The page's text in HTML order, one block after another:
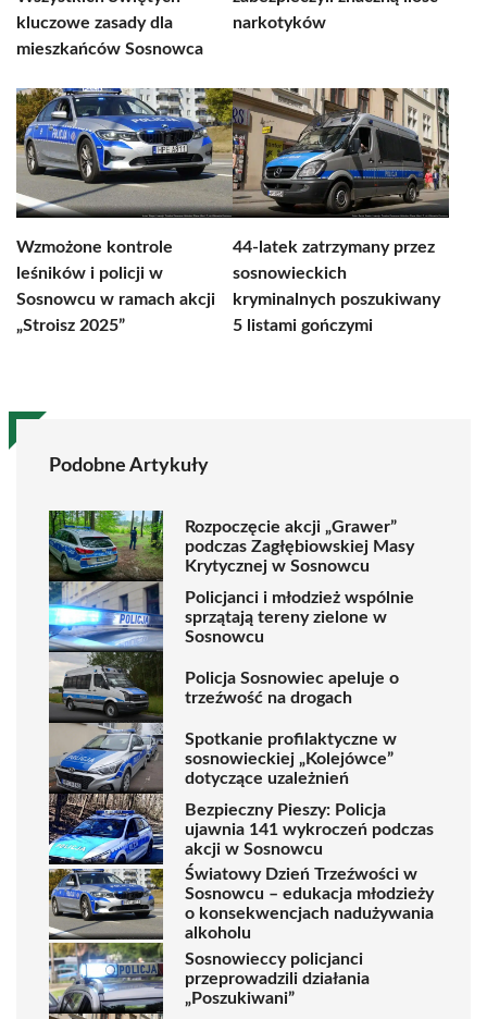
kluczowe zasady dla
mieszkańców Sosnowca
narkotyków
Wzmożone kontrole
leśników i policji w
Sosnowcu w ramach akcji
„Stroisz 2025”
44-latek zatrzymany przez
sosnowieckich
kryminalnych poszukiwany
5 listami gończymi
Podobne Artykuły
Rozpoczęcie akcji „Grawer”
podczas Zagłębiowskiej Masy
Krytycznej w Sosnowcu
Policjanci i młodzież wspólnie
sprzątają tereny zielone w
Sosnowcu
Policja Sosnowiec apeluje o
trzeźwość na drogach
Spotkanie profilaktyczne w
sosnowieckiej „Kolejówce”
dotyczące uzależnień
Bezpieczny Pieszy: Policja
ujawnia 141 wykroczeń podczas
akcji w Sosnowcu
Światowy Dzień Trzeźwości w
Sosnowcu – edukacja młodzieży
o konsekwencjach nadużywania
alkoholu
Sosnowieccy policjanci
przeprowadzili działania
„Poszukiwani”